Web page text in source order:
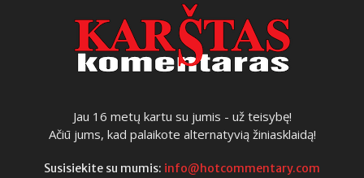
Jau 16 metų kartu su jumis - už teisybę!
Ačiū jums, kad palaikote alternatyvią žiniasklaidą!
Susisiekite su mumis: info@hotcommentary.com